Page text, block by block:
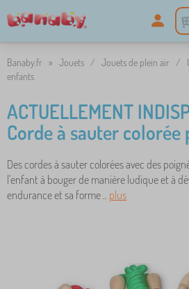
Banaby.fr » Jouets / Jouets de plein air /
enfants
ACTUELLEMENT
Corde à sauter
Des cordes à sauter colorées avec des
l'enfant à bouger de manière ludique et à
endurance et sa forme .. plus